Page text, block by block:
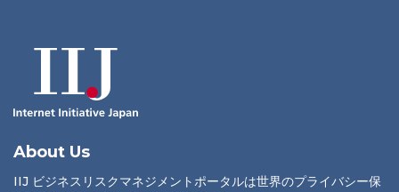
About Us
IIJ ビジネスリスクマネジメントポータルは世界のプライバシー保